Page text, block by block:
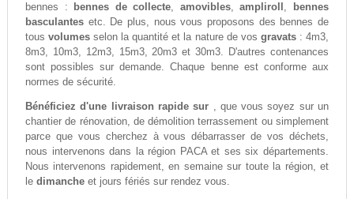
bennes :
bennes de collecte, amovibles,ampliroll ,
bennes
basculantesetc. De plus, nous vous proposons des bennes de
tousvolumes selon la quantité et la nature de vos gravats: 4m3,
8m3, 10m3, 12m3, 15m3, 20m3 et 30m3. D'autres contenances
sont possibles sur demande. Chaque benne est conforme aux
normes de sécurité.
Bénéficiez d'une livraison rapide sur , que vous soyez sur un
chantier de rénovation, de démolition terrassement ou simplement
parce que vous cherchez à vous débarrasser de vos déchets,
nous intervenons dans la région PACA et ses six départements.
Nous intervenons rapidement, en semaine sur toute la région, et
le dimancheet jours fériés sur rendez vous.